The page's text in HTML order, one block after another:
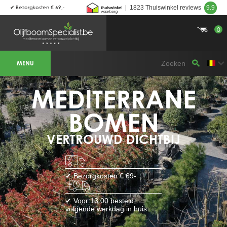
Levering : 1823 Thuiswinkel reviews 9.9
BOTANICALGROUP WERKGEBIEDEN &
WEBSITES
OLIJFBOOMSPECIALIST.NL
OLIJFBOOMSPECIALIST.BE
LESPECIALISTEDESOLIVIERS.FR
OLIVENBAUM.DE
DRZEWAOLIWNE.PL
OLIVETREESPECIALIST.COM
Bomen
BOMEN.NL
GROENBLIJVENDEBOMEN.NL
GROENBLIJVENDEBOMEN.BE
PALMBOMENSPECIALIST.NL
IMMERGRUENEBAEUME.DE
Botanicalgroup
BOTANICALGROUP.EU
BOTANICALGROUP.DE
BOTANICALGROUP.BE
0
MENU
MEDITERRANE
BOMEN
VERTROUWD DICHTBIJ
✔ Bezorgkosten € 69-
✔ Voor 13:00 besteld,
volgende werkdag in huis